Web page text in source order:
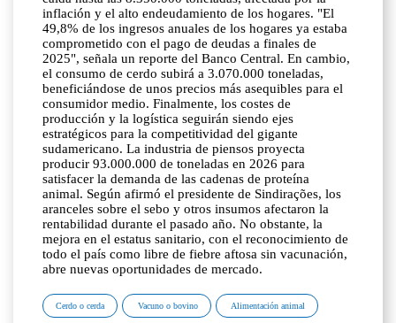
inflación y el alto endeudamiento de los hogares. "El
49,8% de los ingresos anuales de los hogares ya estaba
comprometido con el pago de deudas a finales de
2025", señala un reporte del Banco Central. En cambio,
el consumo de cerdo subirá a 3.070.000 toneladas,
beneficiándose de unos precios más asequibles para el
consumidor medio. Finalmente, los costes de
producción y la logística seguirán siendo ejes
estratégicos para la competitividad del gigante
sudamericano. La industria de piensos proyecta
producir 93.000.000 de toneladas en 2026 para
satisfacer la demanda de las cadenas de proteína
animal. Según afirmó el presidente de Sindirações, los
aranceles sobre el sebo y otros insumos afectaron la
rentabilidad durante el pasado año. No obstante, la
mejora en el estatus sanitario, con el reconocimiento de
todo el país como libre de fiebre aftosa sin vacunación,
abre nuevas oportunidades de mercado.
Cerdo o cerda Vacuno o bovino Alimentación animal